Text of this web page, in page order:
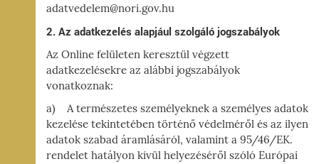
adatvedelem@nori.gov.hu
2. Az adatkezelés alapjául szolgáló jogszabályok
Az Online felületen keresztül végzett
adatkezelésekre az alábbi jogszabályok
vonatkoznak:
a) A természetes személyeknek a személyes adatok
kezelése tekintetében történő védelméről és az ilyen
adatok szabad áramlásáról, valamint a 95/46/EK.
rendelet hatályon kívül helyezéséről szóló Európai